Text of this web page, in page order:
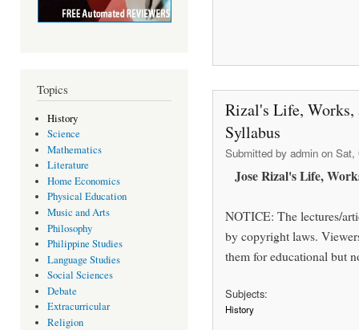
Topics
History
Science
Mathematics
Literature
Home Economics
Physical Education
Music and Arts
Philosophy
Philippine Studies
Language Studies
Social Sciences
Debate
Extracurricular
Religion
Rizal's Life,
Syllabus
Submitted by admin on Sat,
Jose Rizal's Life,
NOTICE: The lectures/
by copyright laws.
them for educational but
Subjects:
History